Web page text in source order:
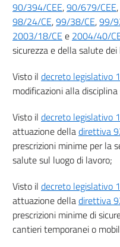
25
26
27
28
29
30
SERVIZIO DI
31
32
90/394/CEE,90/679/CEE,
98/24/CE,99/38/CE,99/
2003/18/CE e 2004/40/
sicurezza e della salute
Visto il decreto legislativo
modificazioni alla
Visto il decreto legislativo
attuazione delladirettiva
prescrizioni minime per la
salute sul luogo di lavoro;
Visto il decreto legislativo
attuazione delladirettiva
prescrizioni minime di
cantieri temporanei o